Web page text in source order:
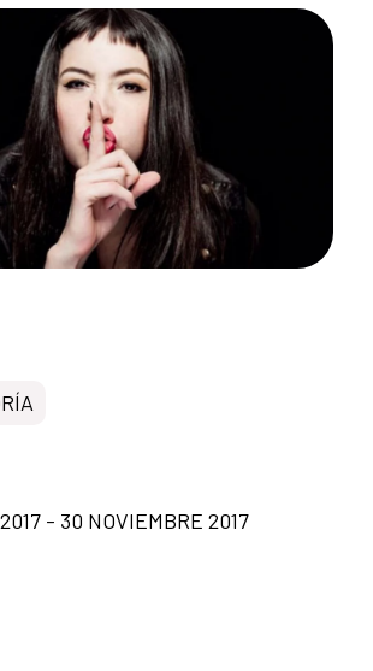
- 30 NOVIEMBRE 2017